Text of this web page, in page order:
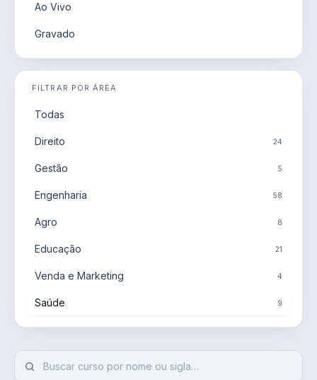
Ao Vivo
Gravado
FILTRAR POR ÁREA
Todas
Direito 24
Gestão 5
Engenharia 58
Agro 8
Educação 21
Venda e Marketing 4
Saúde 9